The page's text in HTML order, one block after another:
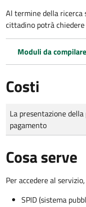
Al termine della ricerca
cittadino potrà
Moduli da
Costi
Tipo di pagamento
Importo
La presentazione
pagamento
Cosa serve
Per accedere al
SPID (sistema